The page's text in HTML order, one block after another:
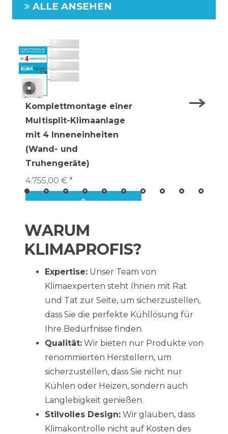
ALLE ANSEHEN
Komplettmontage einer
Multisplit-Klimaanlage
mit 4 Inneneinheiten
(Wand- und
Truhengeräte)
4.755,00 € *
WARUM
KLIMAPROFIS?
Expertise: Unser Team von
Klimaexperten steht Ihnen mit Rat
und Tat zur Seite, um sicherzustellen,
dass Sie die perfekte Kühllösung für
Ihre Bedürfnisse finden.
Qualität: Wir bieten nur Produkte von
renommierten Herstellern, um
sicherzustellen, dass Sie nicht nur
Kühlen oder Heizen, sondern auch
Langlebigkeit genießen.
Stilvolles Design: Wir glauben, dass
Klimakontrolle nicht auf Kosten des